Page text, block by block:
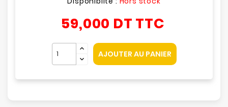
59,000 DT TTC
AJOUTER AU PANIER